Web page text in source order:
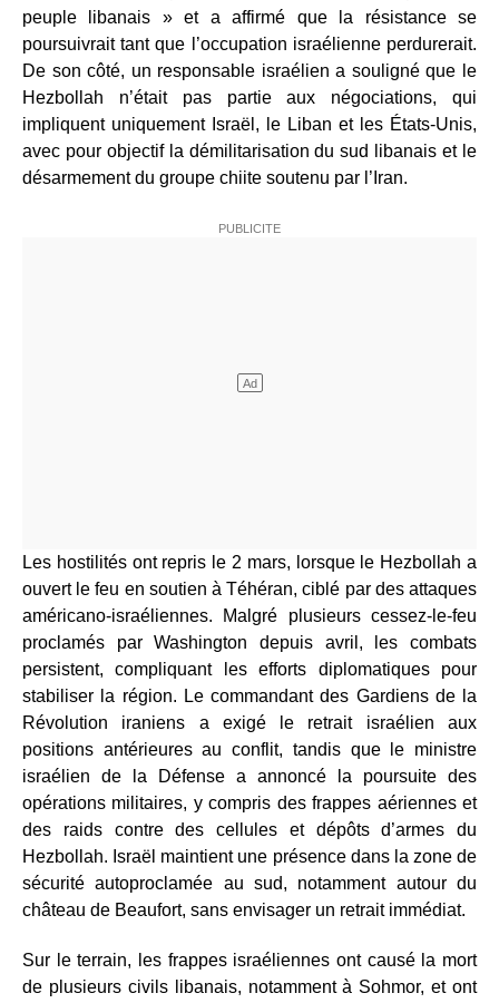
peuple libanais » et a affirmé que la résistance se
poursuivrait tant que l’occupation israélienne perdurerait.
De son côté, un responsable israélien a souligné que le
Hezbollah n’était pas partie aux négociations, qui
impliquent uniquement Israël, le Liban et les États-Unis,
avec pour objectif la démilitarisation du sud libanais et le
désarmement du groupe chiite soutenu par l’Iran.
Les hostilités ont repris le 2 mars, lorsque le Hezbollah a
ouvert le feu en soutien à Téhéran, ciblé par des attaques
américano-israéliennes. Malgré plusieurs cessez-le-feu
proclamés par Washington depuis avril, les combats
persistent, compliquant les efforts diplomatiques pour
stabiliser la région. Le commandant des Gardiens de la
Révolution iraniens a exigé le retrait israélien aux
positions antérieures au conflit, tandis que le ministre
israélien de la Défense a annoncé la poursuite des
opérations militaires, y compris des frappes aériennes et
des raids contre des cellules et dépôts d’armes du
Hezbollah. Israël maintient une présence dans la zone de
sécurité autoproclamée au sud, notamment autour du
château de Beaufort, sans envisager un retrait immédiat.
Sur le terrain, les frappes israéliennes ont causé la mort
de plusieurs civils libanais, notamment à Sohmor, et ont